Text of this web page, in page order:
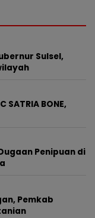
Sulsel,
SATRIA BONE,
Penipuan di
Pemkab